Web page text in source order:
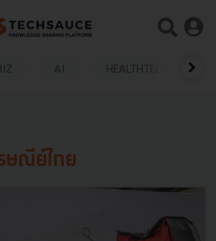
AI HEALTHTECH
ษณีย์ไทย